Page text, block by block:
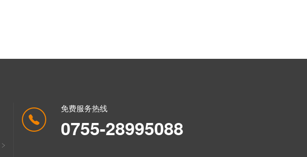
免费服务热线
0755-28995088